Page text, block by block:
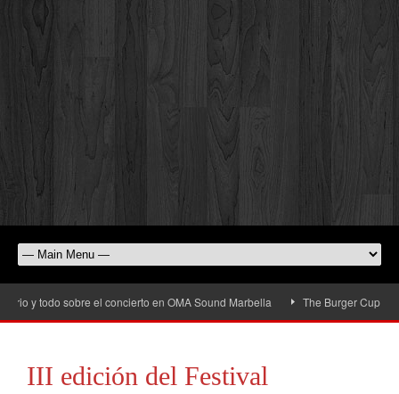
y todo sobre el concierto en OMA Sound Marbella The Burger Cup llega
III edición del Festival